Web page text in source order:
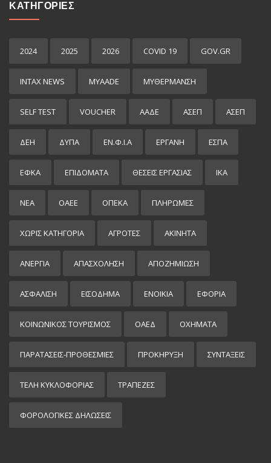
ΚΑΤΗΓΟΡΙΕΣ
2024 2025 2026 COVID 19 GOV.GR
INTAX NEWS MYAADE MYΘΈΡΜΑΝΣΗ
SELF TEST VOUCHER ΑΑΔΕ ΑΣΕΠ ΑΣΕΠ
ΔΕΗ ΔΥΠΑ ΕΝ.Φ.Ι.Α ΕΡΓΑΝΗ ΕΣΠΑ
ΕΦΚΑ ΕΠΙΔΌΜΑΤΑ ΘΕΣΕΙΣ ΕΡΓΑΣΙΑΣ ΙΚΑ
ΝΕΑ ΟΑΕΕ ΟΠΕΚΑ ΠΛΗΡΩΜΕΣ
ΧΩΡΊΣ ΚΑΤΗΓΟΡΊΑ ΑΓΡΟΤΕΣ ΑΚΙΝΗΤΑ
ΑΝΕΡΓΙΑ ΑΠΑΣΧΟΛΗΣΗ ΑΠΟΖΗΜΙΩΣΗ
ΑΣΦΑΛΙΣΗ ΕΙΣΌΔΗΜΑ ΕΝΟΙΚΙΑ ΕΦΟΡΙΑ
ΚΟΙΝΩΝΙΚΟΣ ΤΟΥΡΙΣΜΟΣ ΟΑΕΔ ΟΧΗΜΑΤΑ
ΠΑΡΑΤΑΣΕΙΣ-ΠΡΟΘΕΣΜΙΕΣ ΠΡΟΚΉΡΥΞΗ ΣΥΝΤΑΞΕΙΣ
ΤΕΛΗ ΚΥΚΛΟΦΟΡΙΑΣ ΤΡΑΠΕΖΕΣ
ΦΟΡΟΛΟΓΙΚΕΣ ΔΗΛΩΣΕΙΣ